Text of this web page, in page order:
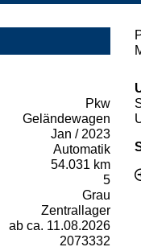
Pkw
Geländewagen
Jan / 2023
Automatik
54.031 km
5
Grau
Zentrallager
ab ca. 11.08.2026
2073332